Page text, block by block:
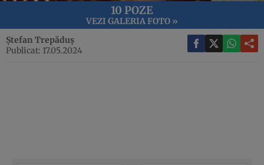
10 POZE
VEZI GALERIA FOTO »
Ștefan Trepăduș
Publicat: 17.05.2024